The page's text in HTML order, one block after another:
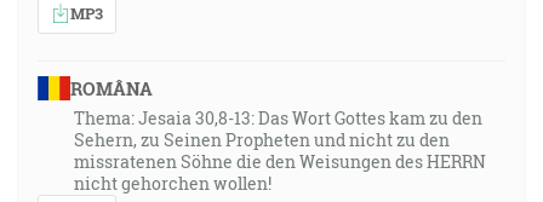
MP3
ROMÂNA
Thema: Jesaia 30,8-13: Das Wort Gottes kam zu den
Sehern, zu Seinen Propheten und nicht zu den
missratenen Söhne die den Weisungen des HERRN
nicht gehorchen wollen!